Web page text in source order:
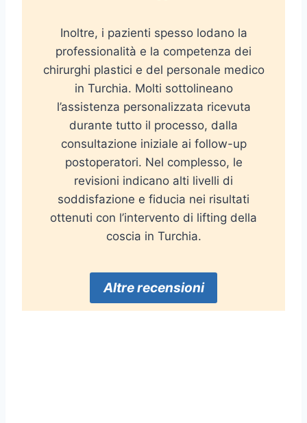
Inoltre, i pazienti spesso lodano la
professionalità e la competenza dei
chirurghi plastici e del personale medico
in Turchia. Molti sottolineano
l’assistenza personalizzata ricevuta
durante tutto il processo, dalla
consultazione iniziale ai follow-up
postoperatori. Nel complesso, le
revisioni indicano alti livelli di
soddisfazione e fiducia nei risultati
ottenuti con l’intervento di lifting della
coscia in Turchia.
Altre recensioni